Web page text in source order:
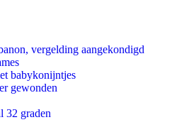
vergelding aangekondigd
babykonijntjes
gewonden
32 graden